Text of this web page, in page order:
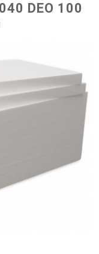
DEO 100